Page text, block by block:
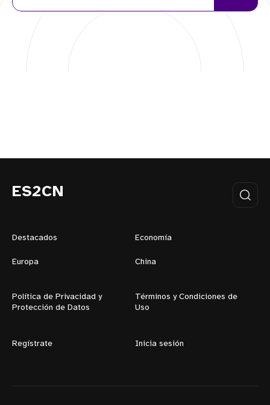
ES2CN
Destacados Economía
Europa China
Política de Privacidad y
Protección de Datos
Términos y Condiciones de
Uso
Regístrate Inicia sesión